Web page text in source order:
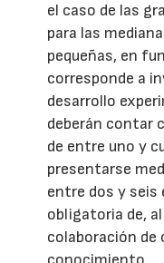
el caso de las
para las
pequeñas, en
corresponde a
desarrollo
deberán contar
de entre uno y
presentarse
entre dos y seis
obligatoria de,
colaboración de